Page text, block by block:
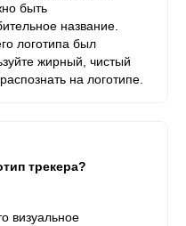
быть
название.
логотипа был
жирный, чистый
на логотипе.
трекера?
визуальное